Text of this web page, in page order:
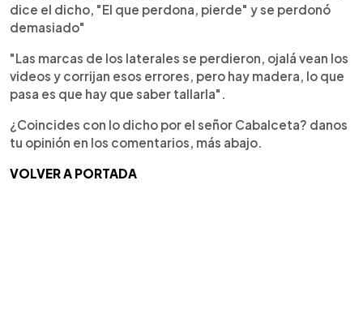
dice el dicho, "El que perdona, pierde" y se perdonó
demasiado"
"Las marcas de los laterales se perdieron, ojalá vean los
videos y corrijan esos errores, pero hay madera, lo que
pasa es que hay que saber tallarla".
¿Coincides con lo dicho por el señor Cabalceta? danos
tu opinión en los comentarios, más abajo.
VOLVER A PORTADA